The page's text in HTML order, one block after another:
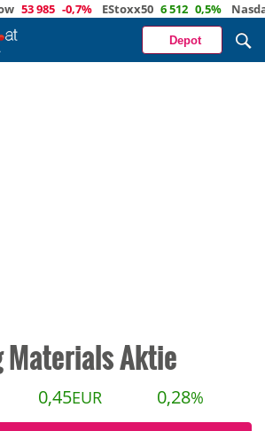
53 985 -0,7% EStoxx50 6 512 0,5% Nasdaq
Depot
Materials Aktie
0,45EUR 0,28%